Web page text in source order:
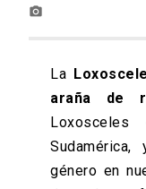
photo_camera
La
araña de
género en